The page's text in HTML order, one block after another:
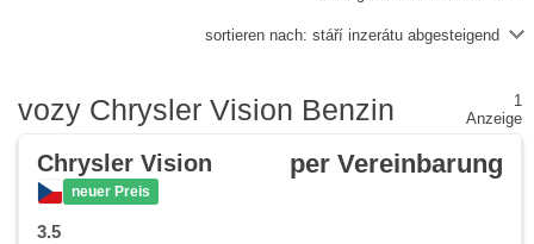
sortieren nach: stáří inzerátu abgesteigend
vozy Chrysler Vision Benzin
1
Anzeige
Chrysler Vision
neuer Preis
per Vereinbarung
3.5